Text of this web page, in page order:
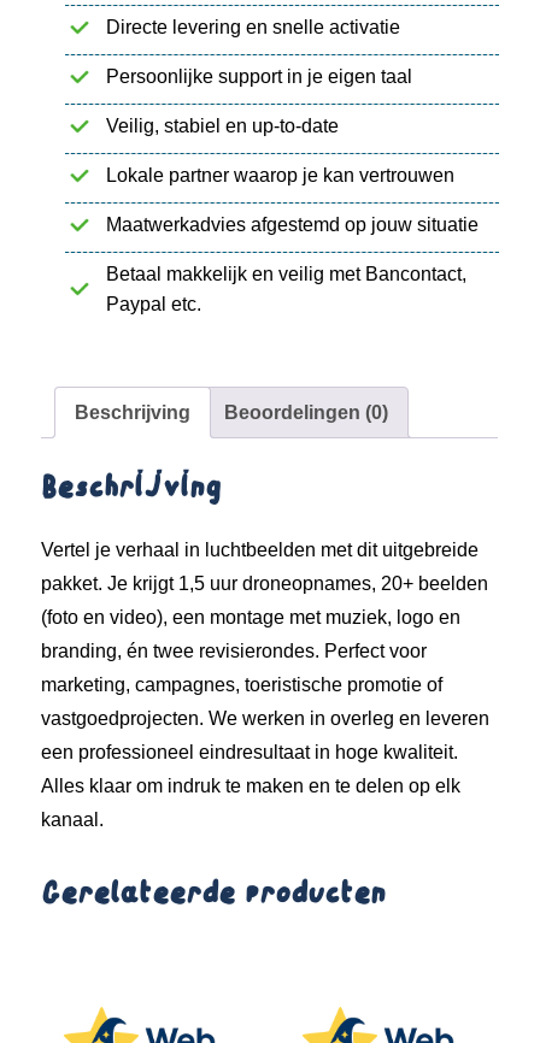
Directe levering en snelle activatie
Persoonlijke support in je eigen taal
Veilig, stabiel en up-to-date
Lokale partner waarop je kan vertrouwen
Maatwerkadvies afgestemd op jouw situatie
Betaal makkelijk en veilig met Bancontact,
Paypal etc.
Beschrijving Beoordelingen (0)
Beschrijving
Vertel je verhaal in luchtbeelden met dit uitgebreide
pakket. Je krijgt 1,5 uur droneopnames, 20+ beelden
(foto en video), een montage met muziek, logo en
branding, én twee revisierondes. Perfect voor
marketing, campagnes, toeristische promotie of
vastgoedprojecten. We werken in overleg en leveren
een professioneel eindresultaat in hoge kwaliteit.
Alles klaar om indruk te maken en te delen op elk
kanaal.
Gerelateerde producten